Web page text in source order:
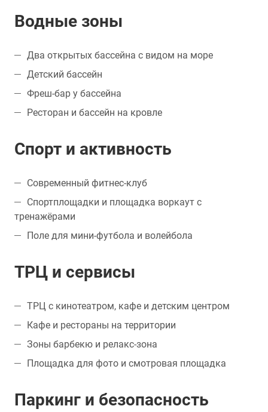
Водные зоны
Два открытых бассейна с видом на море
Детский бассейн
Фреш-бар у бассейна
Ресторан и бассейн на кровле
Спорт и активность
Современный фитнес-клуб
Спортплощадки и площадка воркаут с
тренажёрами
Поле для мини-футбола и волейбола
ТРЦ и сервисы
ТРЦ с кинотеатром, кафе и детским центром
Кафе и рестораны на территории
Зоны барбекю и релакс-зона
Площадка для фото и смотровая площадка
Паркинг и безопасность